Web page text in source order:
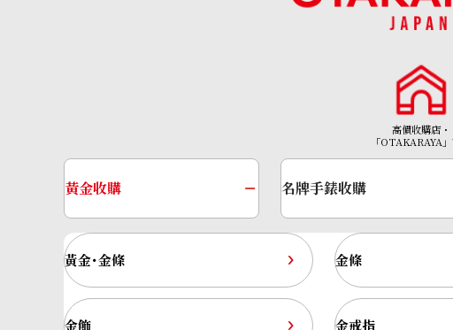
高價收購店・
「OTAKARAYA
黃金收購
黃金･金條 金條
金飾 金戒指
名牌手錶收購